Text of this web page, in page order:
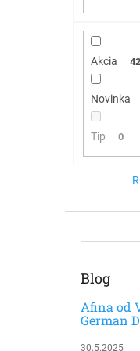
Akcia 42
Novinka
Tip 0
Blog
Afina od
German
30.5.2025